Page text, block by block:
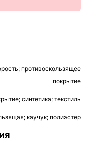
противоскользящее
покрытие
синтетика; текстиль
каучук; полиэстер